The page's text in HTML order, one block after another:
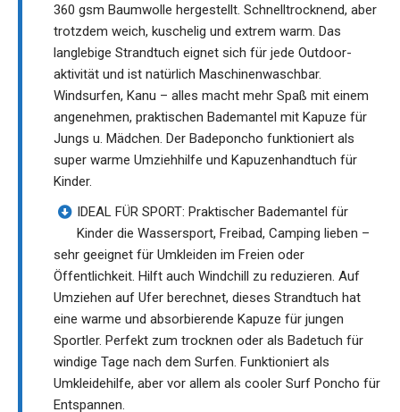
360 gsm Baumwolle hergestellt. Schnelltrocknend, aber
trotzdem weich, kuschelig und extrem warm. Das
langlebige Strandtuch eignet sich für jede Outdoor-
aktivität und ist natürlich Maschinenwaschbar.
Windsurfen, Kanu – alles macht mehr Spaß mit einem
angenehmen, praktischen Bademantel mit Kapuze für
Jungs u. Mädchen. Der Badeponcho funktioniert als
super warme Umziehhilfe und Kapuzenhandtuch für
Kinder.
IDEAL FÜR SPORT: Praktischer Bademantel für
Kinder die Wassersport, Freibad, Camping lieben –
sehr geeignet für Umkleiden im Freien oder
Öffentlichkeit. Hilft auch Windchill zu reduzieren. Auf
Umziehen auf Ufer berechnet, dieses Strandtuch hat
eine warme und absorbierende Kapuze für jungen
Sportler. Perfekt zum trocknen oder als Badetuch für
windige Tage nach dem Surfen. Funktioniert als
Umkleidehilfe, aber vor allem als cooler Surf Poncho für
Entspannen.